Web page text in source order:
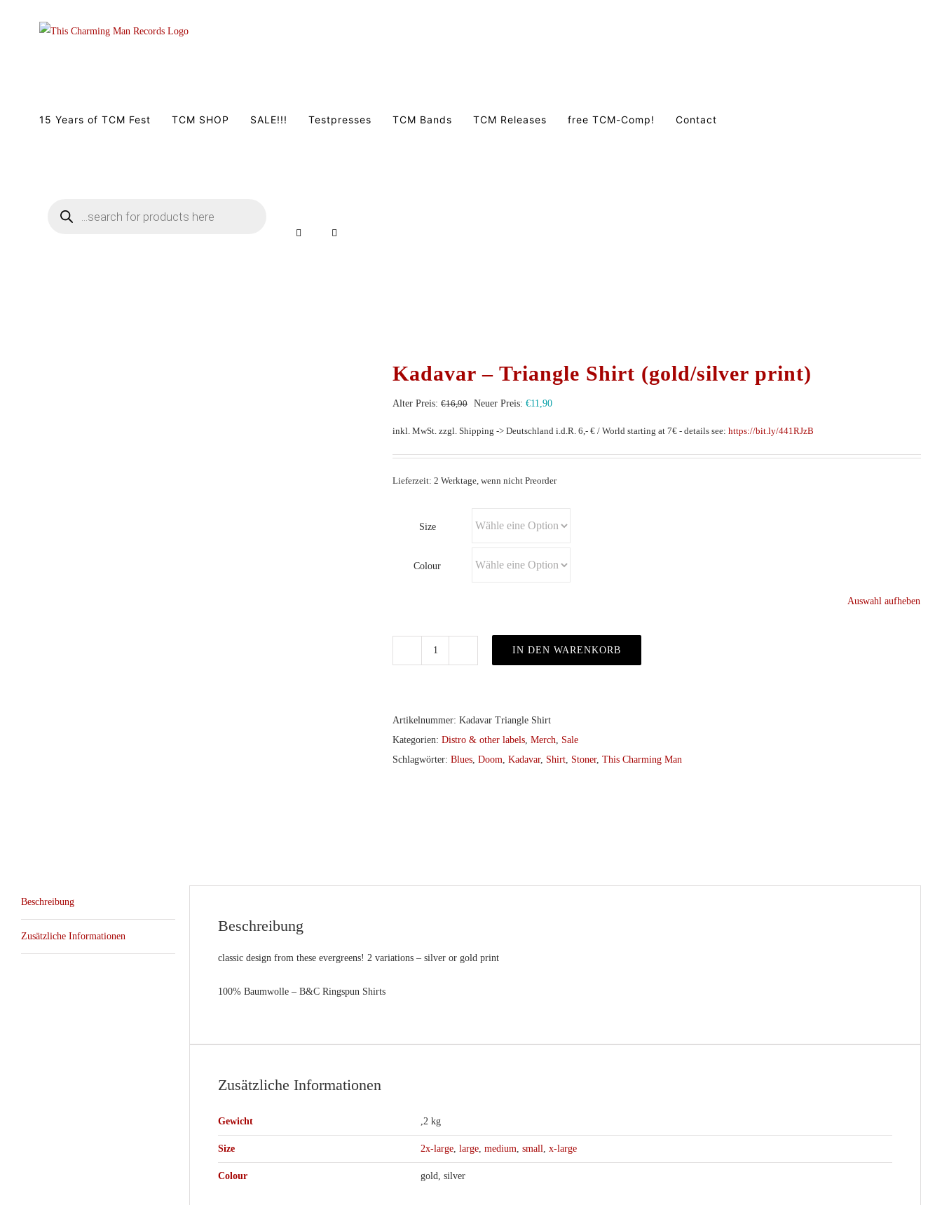
15 Years of TCM Fest TCM SHOP SALE!!! Testpresses TCM Bands TCM Releases free TCM-Comp! Contact
search
Kadavar – Triangle Shirt (gold/silver print)
Alter Preis: €16,90 Ursprünglicher
€16,90
Neuer Preis: €11,90Aktueller
€11,90.
inkl. MwSt. zzgl. Shipping -> Deutschland i.d.R. 6,- € / World starting at 7€ - details see: https://bit.ly/441RJzB
Lieferzeit: 2 Werktage, wenn nicht Preorder
Size
Colour
Auswahl aufheben
Shirt
(gold/silver
print)
IN DEN WARENKORB
Artikelnummer: Kadavar Triangle Shirt
Kategorien: Distro & other labels Merch
Sale
Schlagwörter: Blues Doom Kadavar, Shirt Stoner, This Charming Man
Beschreibung
Zusätzliche Informationen
Beschreibung
classic design from these evergreens! 2 variations – silver or gold print
100% Baumwolle – B&C Ringspun Shirts
Zusätzliche Informationen
Gewicht ,2 kg
Size 2x-large large medium small x-large
Colour gold, silver